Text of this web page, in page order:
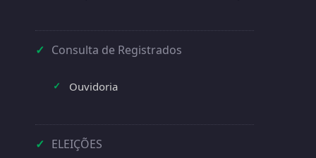
✓ Consulta de Registrados
✓ Ouvidoria
✓ ELEIÇÕES